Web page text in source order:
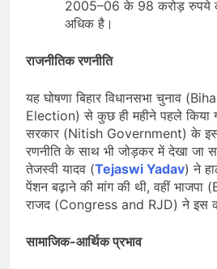
2005–06 के 98 करोड़ रुपये
अधिक है।
राजनीतिक रणनीति
यह घोषणा बिहार विधानसभा चुनाव
Election) से कुछ ही महीने पहले किया
सरकार (Nitish Government) के इस
रणनीति के साथ भी जोड़कर में देखा जा
तेजस्वी यादव (Tejaswi Yadav) ने
पेंशन बढ़ाने की मांग की थी, वहीं
राजद (Congress and RJD) ने इस
सामाजिक-आर्थिक प्रभाव